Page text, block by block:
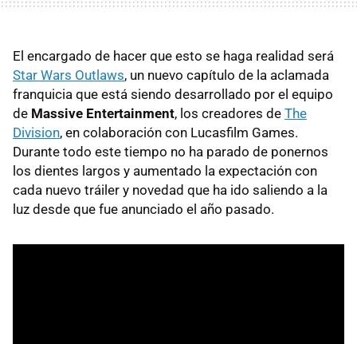
El encargado de hacer que esto se haga realidad será
Star Wars Outlaws, un nuevo capítulo de la aclamada
franquicia que está siendo desarrollado por el equipo
de Massive Entertainment, los creadores de The
Division, en colaboración con Lucasfilm Games.
Durante todo este tiempo no ha parado de ponernos
los dientes largos y aumentado la expectación con
cada nuevo tráiler y novedad que ha ido saliendo a la
luz desde que fue anunciado el año pasado.